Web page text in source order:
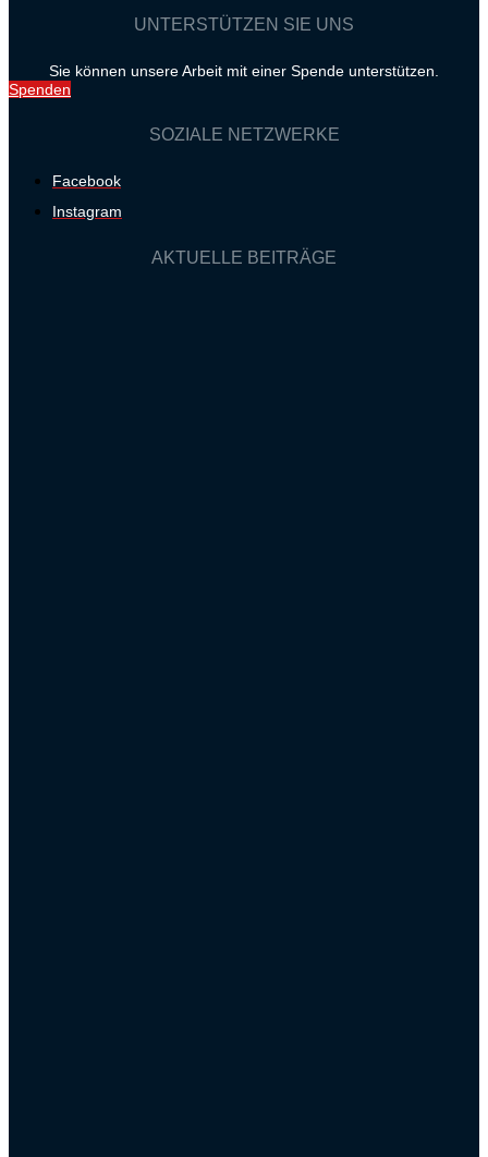
UNTERSTÜTZEN SIE UNS
Sie können unsere Arbeit mit einer Spende unterstützen.
Spenden
SOZIALE NETZWERKE
Facebook
Instagram
AKTUELLE BEITRÄGE